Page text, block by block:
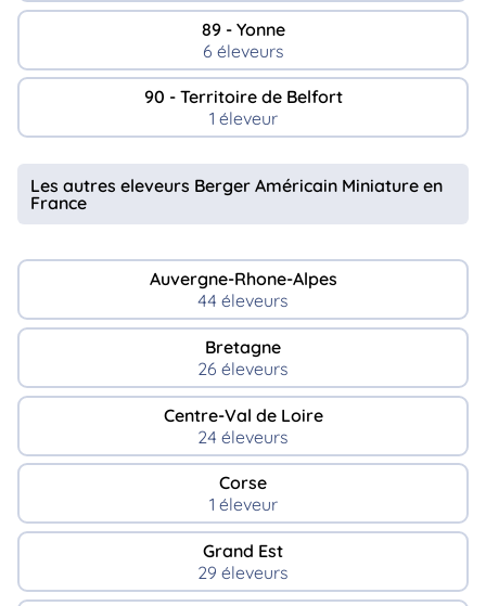
89 - Yonne
6 éleveurs
90 - Territoire de Belfort
1 éleveur
Les autres eleveurs Berger Américain Miniature en
France
Auvergne-Rhone-Alpes
44 éleveurs
Bretagne
26 éleveurs
Centre-Val de Loire
24 éleveurs
Corse
1 éleveur
Grand Est
29 éleveurs